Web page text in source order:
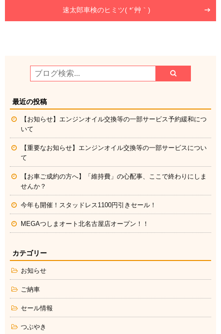
速太郎車検のヒミツ( *´艸｀)
最近の投稿
【お知らせ】エンジンオイル交換等の一部サービス予約緩和につ
いて
【重要なお知らせ】エンジンオイル交換等の一部サービスについ
て
【お車ご成約の方へ】「維持費」の心配事、ここで終わりにしま
せんか？
今年も開催！スタッドレス1100円引きセール！
MEGAつしまオート北名古屋店オープン！！
カテゴリー
お知らせ
ご納車
セール情報
つぶやき